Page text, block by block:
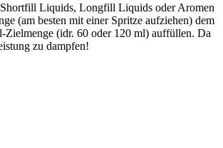
Liquids, Longfill Liquids oder Aromen
(am besten mit einer Spritze aufziehen) dem
(idr. 60 oder 120 ml) auffüllen. Da
zu dampfen!